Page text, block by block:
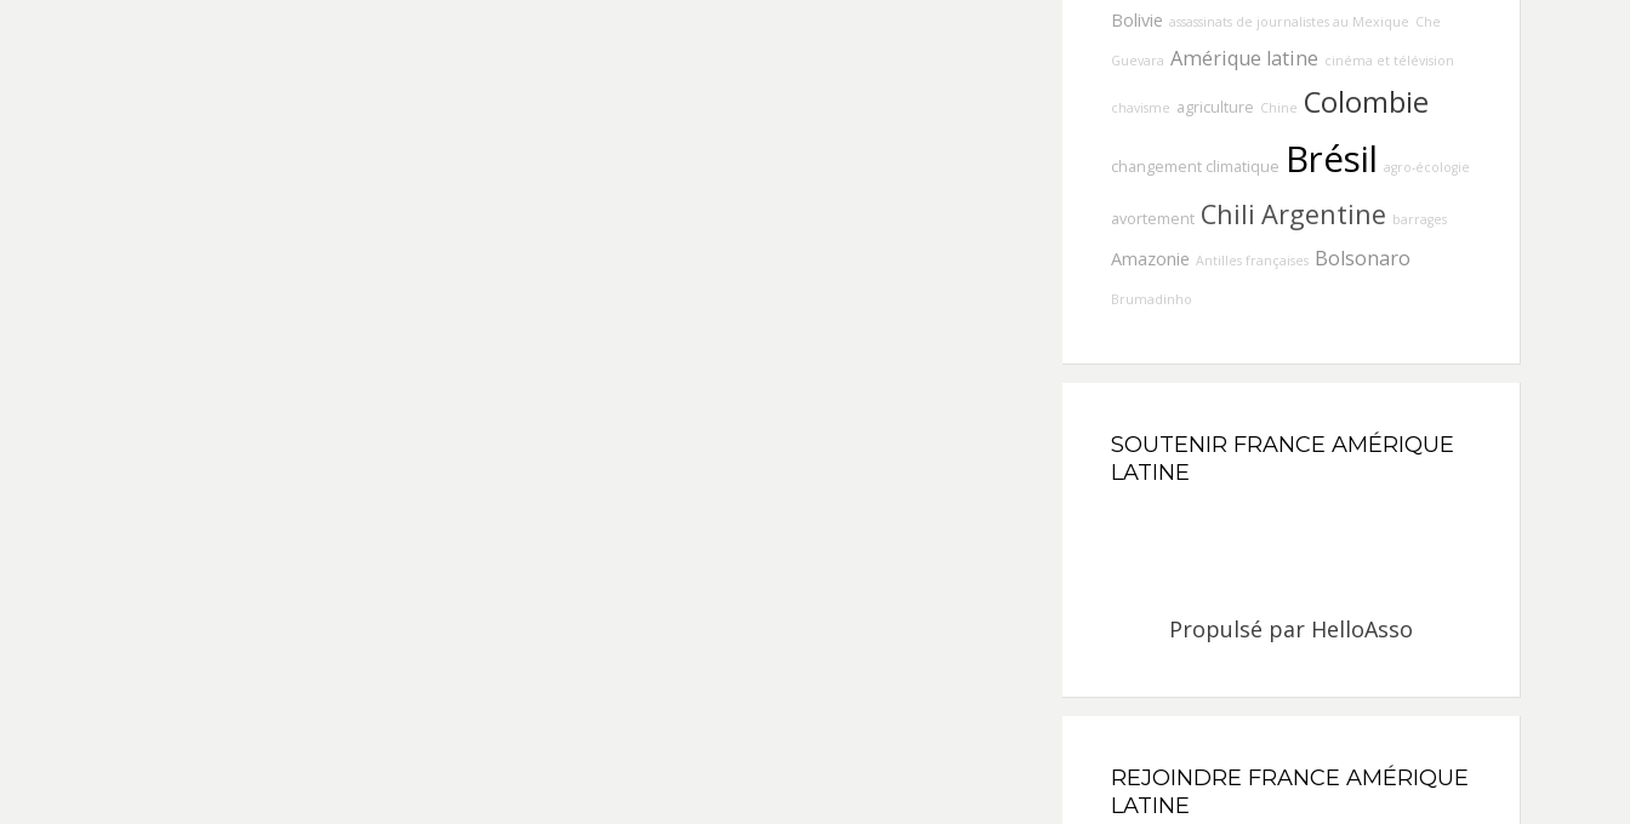
Bolivie assassinats de journalistes au Mexique Che
Guevara Amérique latine cinéma et télévision
chavisme agriculture Chine Colombie
changement climatique Brésil agro-écologie
avortement Chili Argentine barrages
Amazonie Antilles françaises Bolsonaro
Brumadinho
SOUTENIR FRANCE AMÉRIQUE
LATINE
Propulsé par HelloAsso
REJOINDRE FRANCE AMÉRIQUE
LATINE